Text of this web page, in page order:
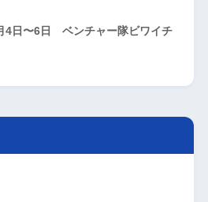
4日〜6日 ベンチャー隊ビワイチ